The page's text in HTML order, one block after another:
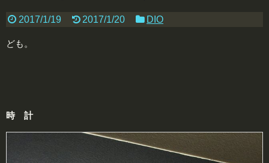
2017/1/19 2017/1/20 DIO
ども。
時 計